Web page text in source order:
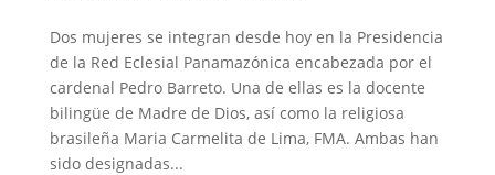
Dos mujeres se integran desde hoy en la Presidencia
de la Red Eclesial Panamazónica encabezada por el
cardenal Pedro Barreto. Una de ellas es la docente
bilingüe de Madre de Dios, así como la religiosa
brasileña Maria Carmelita de Lima, FMA. Ambas han
sido designadas...